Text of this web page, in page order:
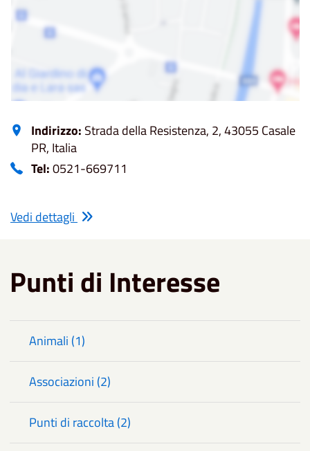
Indirizzo: Strada della Resistenza, 2, 43055 Casale
PR, Italia
Tel:0521-669711
Vedi dettagli
Punti di Interesse
Animali (1)
Associazioni (2)
Punti di raccolta (2)